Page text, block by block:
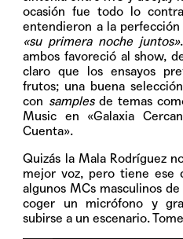
ocasión fue todo lo
entendieron a la
«su primera noche juntos»
ambos favoreció al show,
claro que los ensayos
frutos; una buena
con samplesde temas
Music en «Galaxia
Cuenta».
Quizás la Mala Rodríguez
mejor voz, pero tiene ese
algunos MCs masculinos
coger un micrófono y
subirse a un escenario.